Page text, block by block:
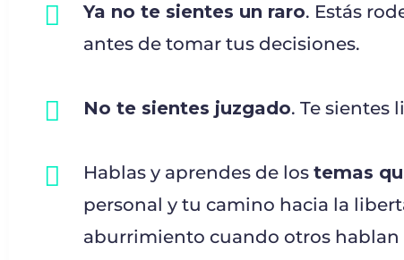
Ya no te sientes un raro. Estás
antes de tomar tus decisiones.
No te sientes juzgado. Te sientes
Hablas y aprendes de los temas
personal y tu camino hacia la
aburrimiento cuando otros